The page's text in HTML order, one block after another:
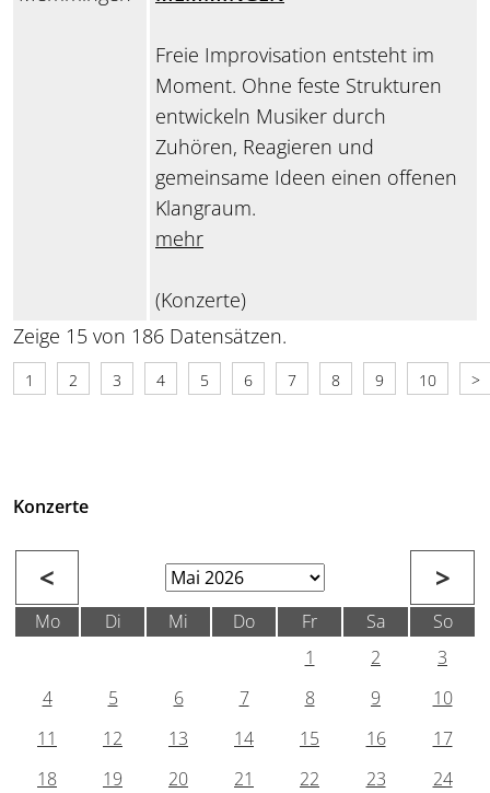
Freie Improvisation entsteht im
Moment. Ohne feste Strukturen
entwickeln Musiker durch
Zuhören, Reagieren und
gemeinsame Ideen einen offenen
Klangraum.
mehr
(Konzerte)
Zeige 15 von 186 Datensätzen.
1 2 3 4 5 6 7 8 9 10 >
Konzerte
< >
Mo Di Mi Do Fr Sa
So
1
2
3
4
5 6 7 8 9
10
11
12 13 14 15 16
17
18
19 20 21 22 23
24